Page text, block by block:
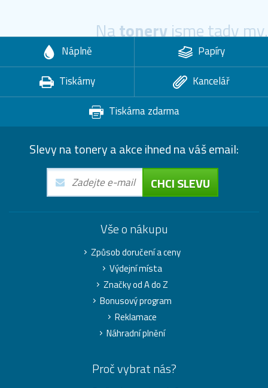
Natoneryjsme tady my.
Náplně
Papíry
Tiskárny
Kancelář
Tiskárna zdarma
Slevy na tonery a akce ihned na váš email:
CHCI SLEVU
Vše o nákupu
Způsob doručení a ceny
Výdejní místa
Značky od A do Z
Bonusový program
Reklamace
Náhradní plnění
Proč vybrat nás?